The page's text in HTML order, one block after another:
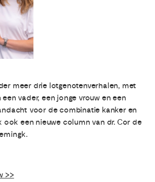
meer drie lotgenotenverhalen, met
vader, een jonge vrouw en een
voor de combinatie kanker en
ook een nieuwe column van dr. Cor de
>>